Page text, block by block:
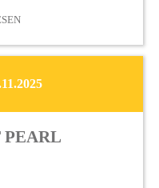
CONSTANT
PEARL